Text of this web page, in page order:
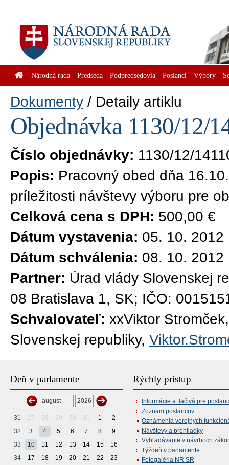
Národná rada Predseda Podpredsedovia Poslanci Výbory
Dokumenty Detaily artiklu
Objednávka 1130/12/
Číslo objednávky: 1130/12/
Popis: Pracovný obed dňa
príležitosti návštevy výboru pre
Celková cena s DPH: 500,00 €
Dátum vystavenia: 05. 10. 2012
Dátum schválenia: 08. 10. 2012
Partner: Úrad vlády Slovenskej
08 Bratislava 1, SK; IČO:
Schvalovateľ: xxViktor
Slovenskej republiky,
Deň v parlamente
31 27 28 29 30 31 1
2
32
3 4 5 6 7 8
9
33
10 11 12 13 14 15
16
34
17 18 19 20 21 22
23
Rýchly prístup
Informácie a tlačivá pre
Zoznam poslancov
Oznámenia verejných
Návštevy a prehliadky
Vyhľadávanie v návrhoch
Týždeň v parlamente
Fotogaléria NR SR